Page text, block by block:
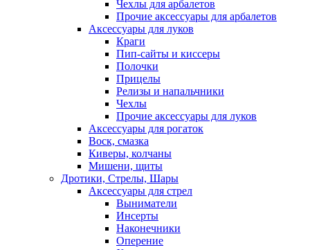
Чехлы для арбалетов
Прочие аксессуары для арбалетов
Аксессуары для луков
Краги
Пип-сайты и киссеры
Полочки
Прицелы
Релизы и напальчники
Чехлы
Прочие аксессуары для луков
Аксессуары для рогаток
Воск, смазка
Киверы, колчаны
Мишени, щиты
Дротики, Стрелы, Шары
Аксессуары для стрел
Выниматели
Инсерты
Наконечники
Оперение